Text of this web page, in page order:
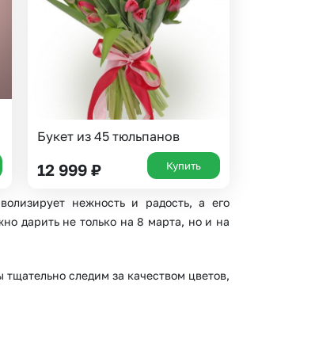
Букет из 45 тюльпанов
12 999 ₽ Купить
нежность и радость, а его
дарить не только на 8 марта, но и на
следим за качеством цветов,